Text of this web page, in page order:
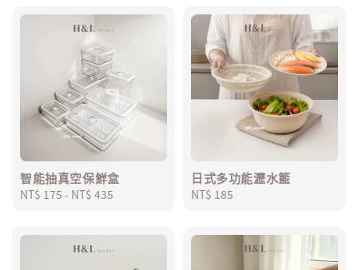
智能抽真空保鮮盒
Regular
NT$ 175 - NT$ 435
日式多功能瀝水籃
Regular
NT$ 185